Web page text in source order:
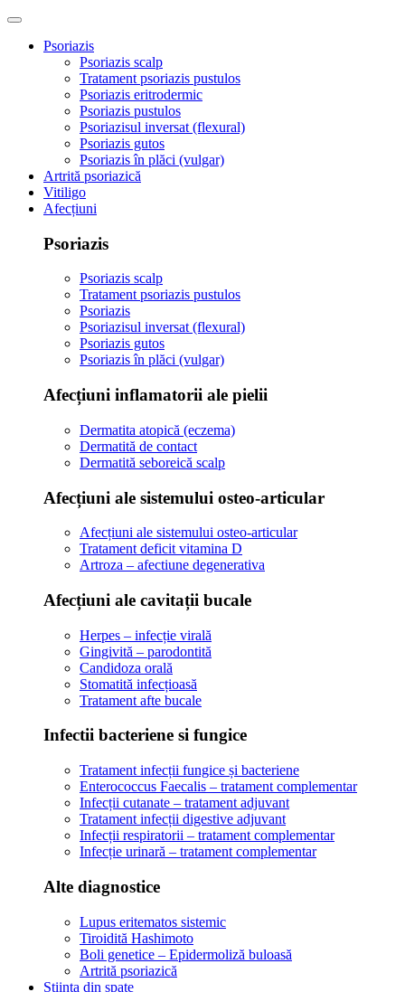
Psoriazis
Psoriazis scalp
Tratament psoriazis pustulos
Psoriazis eritrodermic
Psoriazis pustulos
Psoriazisul inversat (flexural)
Psoriazis gutos
Psoriazis în plăci (vulgar)
Artrită psoriazică
Vitiligo
Afecțiuni
Psoriazis
Psoriazis scalp
Tratament psoriazis pustulos
Psoriazis
Psoriazisul inversat (flexural)
Psoriazis gutos
Psoriazis în plăci (vulgar)
Afecțiuni inflamatorii ale pielii
Dermatita atopică (eczema)
Dermatită de contact
Dermatită seboreică scalp
Afecțiuni ale sistemului osteo-articular
Afecțiuni ale sistemului osteo-articular
Tratament deficit vitamina D
Artroza – afectiune degenerativa
Afecțiuni ale cavitații bucale
Herpes – infecție virală
Gingivită – parodontită
Candidoza orală
Stomatită infecțioasă
Tratament afte bucale
Infectii bacteriene si fungice
Tratament infecții fungice și bacteriene
Enterococcus Faecalis – tratament complementar
Infecții cutanate – tratament adjuvant
Tratament infecții digestive adjuvant
Infecții respiratorii – tratament complementar
Infecție urinară – tratament complementar
Alte diagnostice
Lupus eritematos sistemic
Tiroidită Hashimoto
Boli genetice – Epidermoliză buloasă
Artrită psoriazică
Stiinta din spate